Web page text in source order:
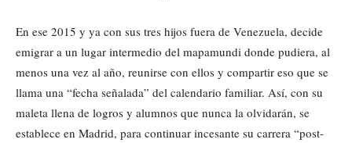
En ese 2015 y ya con sus tres hijos fuera de Venezuela, decide
emigrar a un lugar intermedio del mapamundi donde pudiera, al
menos una vez al año, reunirse con ellos y compartir eso que se
llama una “fecha señalada” del calendario familiar. Así, con su
maleta llena de logros y alumnos que nunca la olvidarán, se
establece en Madrid, para continuar incesante su carrera “post-